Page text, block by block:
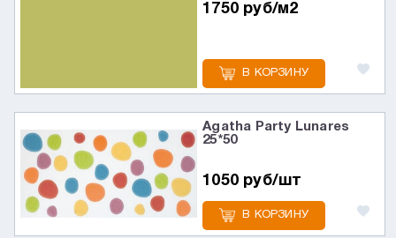
1750 руб/м2
В КОРЗИНУ
Agatha Party Lunares
25*50
1050 руб/шт
В КОРЗИНУ